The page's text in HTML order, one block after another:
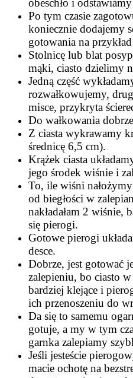
Po tym czasie
koniecznie dodajemy
gotowania na
Stolnicę lub blat
mąki, ciasto dzielimy
Jedną część
rozwałkowujemy,
misce, przykryta
Do wałkowania
Z ciasta wykrawamy
średnicę 6,5 cm).
Krążek ciasta
jego środek wiśnie i
To, ile wiśni
od biegłości w
nakładałam 2 wiśnie,
się pierogi.
Gotowe pierogi
desce.
Dobrze, jest gotować
zalepieniu, bo ciasto w
bardziej klejące i
ich przenoszeniu do
Da się to samemu
gotuje, a my w tym
garnka zalepiamy
Jeśli jesteście
macie ochotę na